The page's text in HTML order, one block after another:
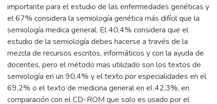
importante para el estudio de las enfermedades genéticas y
el 67% considera la semiología genética más difícil que la
semiología medica general. El 40,4% considera que el
estudio de la semiología debes hacerse a través de la
mezcla de recursos escritos, informáticos y con la ayuda de
docentes, pero el método mas utilizado son los textos de
semiología en un 90,4% y el texto por especialidades en el
69,2% o el texto de medicina general en el 42,3%, en
comparación con el CD-ROM que solo es usado por el